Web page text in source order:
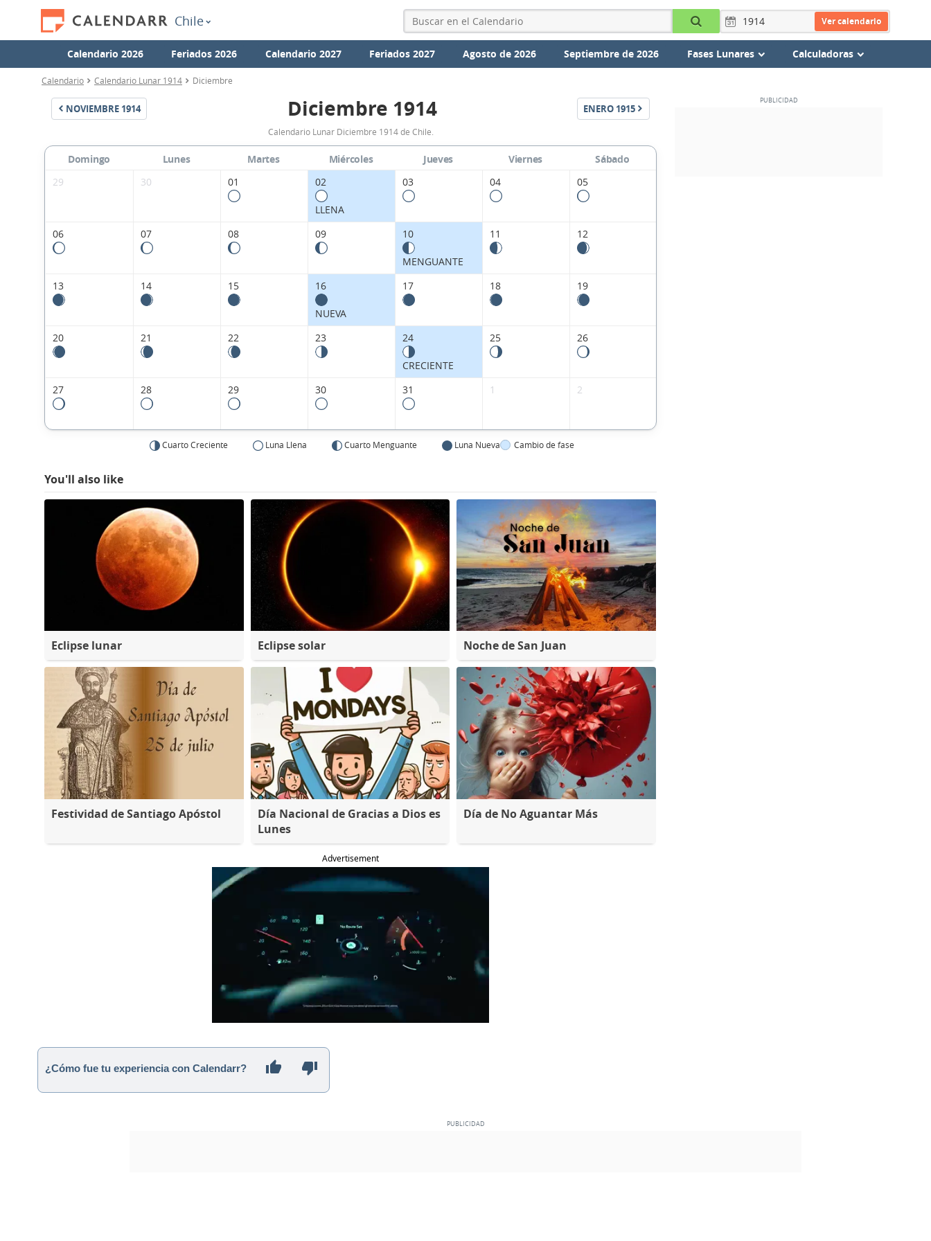
Chile Ver calendario
Calendario 2026 Feriados 2026 Calendario 2027 Feriados 2027 Agosto de 2026 Septiembre de 2026 Fases Lunares Calculadoras
Calendario Calendario Lunar 1914 Diciembre
NOVIEMBRE 1914
Calendario
Lunar
Diciembre
1914
de
Chile.
Diciembre 1914 ENERO 1915
Calendario Lunar Diciembre 1914 de Chile.
Domingo Lunes Martes Miércoles Jueves Viernes
Sábado
29
30 01 02
LLENA
03 04 05
06 07 08 09 10
MENGUANTE
11 12
13 14 15 16
NUEVA
17 18 19
20 21 22 23 24
CRECIENTE
25 26
27 28 29 30 31 1 2
Cuarto Creciente Luna Llena Cuarto Menguante Luna Nueva Cambio de fase
You'll also like
Eclipse lunar Eclipse solar Noche de San Juan
Festividad de Santiago Apóstol
Día Nacional de Gracias a Dios es
Lunes
Día de No Aguantar Más
Advertisement
¿Cómo fue tu experiencia con Calendarr?